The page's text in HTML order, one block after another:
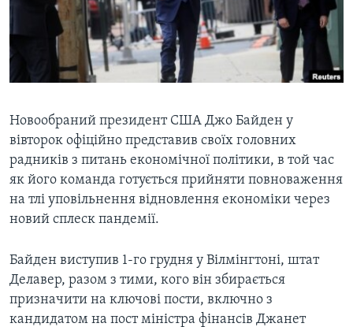
СУСПІЛЬСТВО
ЕКОНОМІКА
ІСТОРІЇ УСПІХУ УКРАЇНЦІВ
ТЕЛЕПРОГРАМИ
ЧАС-TIME
СТУДІЯ ВАШИНГТОН
ВІКНО В АМЕРИКУ
ПРАЙМ-ТАЙМ
ПОГЛЯД З ВАШИНГТОНА
ENGLISH
МИ В СОЦМЕРЕЖАХ
Мови
Новообраний президент США Джо Байден у
вівторок офіційно представив своїх головних
радників з питань економічної політики, в той час
як його команда готується прийняти повноваження
на тлі уповільнення відновлення економіки через
новий сплеск пандемії.
Байден виступив 1-го грудня у Вілмінгтоні, штат
Делавер, разом з тими, кого він збирається
призначити на ключові пости, включно з
кандидатом на пост міністра фінансів Джанет